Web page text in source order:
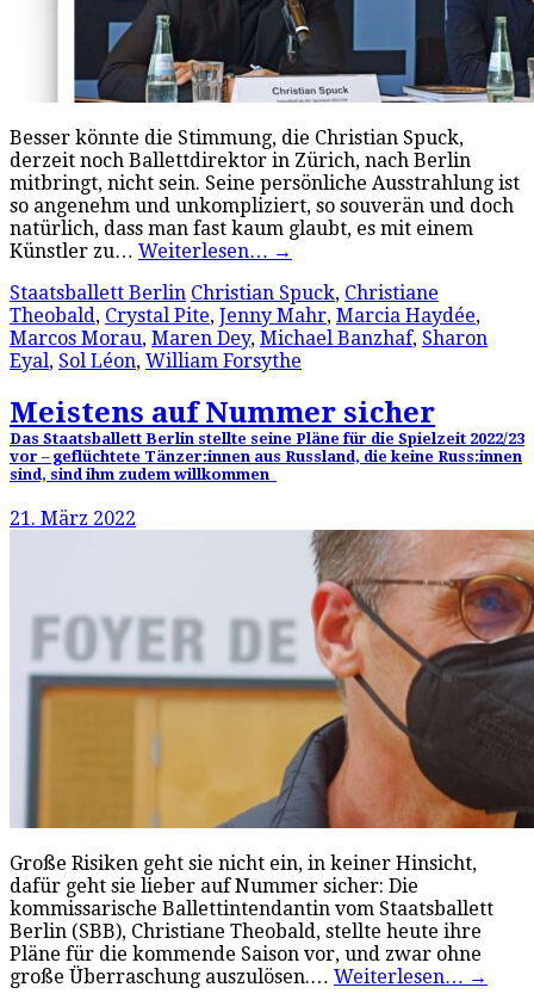
Besser könnte die Stimmung, die Christian Spuck,
derzeit noch Ballettdirektor in Zürich, nach Berlin
mitbringt, nicht sein. Seine persönliche Ausstrahlung ist
so angenehm und unkompliziert, so souverän und doch
natürlich, dass man fast kaum glaubt, es mit einem
Künstler zu… Weiterlesen… →
Staatsballett Berlin Christian Spuck, Christiane
Theobald, Crystal Pite, Jenny Mahr, Marcia Haydée,
Marcos Morau, Maren Dey, Michael Banzhaf, Sharon
Eyal, Sol Léon, William Forsythe
Meistens auf Nummer sicher
Das Staatsballett Berlin stellte seine Pläne für die Spielzeit 2022/23
vor – geflüchtete Tänzer:innen aus Russland, die keine Russ:innen
sind, sind ihm zudem willkommen
21. März 2022
Große Risiken geht sie nicht ein, in keiner Hinsicht,
dafür geht sie lieber auf Nummer sicher: Die
kommissarische Ballettintendantin vom Staatsballett
Berlin (SBB), Christiane Theobald, stellte heute ihre
Pläne für die kommende Saison vor, und zwar ohne
große Überraschung auszulösen.… Weiterlesen… →